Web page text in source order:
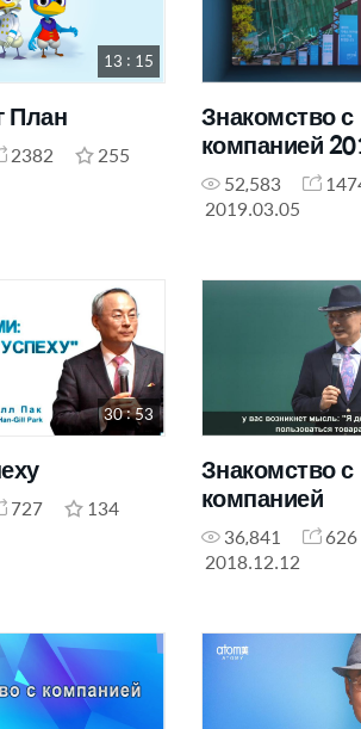
13 : 15
План
2382
255
Знакомство с
компанией
52,583
2019.03.05
30 : 53
727
134
Знакомство с
компанией
36,841 626
2018.12.12